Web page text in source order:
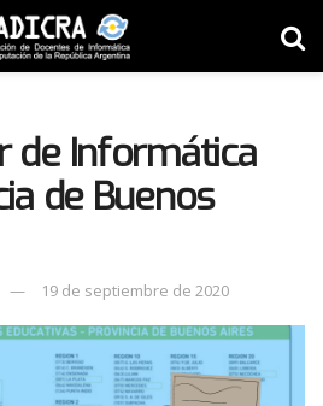
de Informática
de Buenos
19 de septiembre de 2020